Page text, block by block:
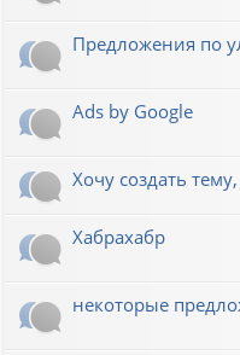
Предложения по
Ads by Google
Хочу создать
Хабрахабр
некоторые